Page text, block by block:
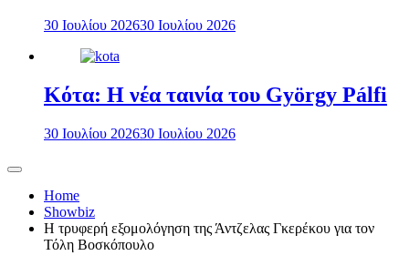
30 Ιουλίου 202630 Ιουλίου 2026
Κότα: Η νέα ταινία του György Pálfi
30 Ιουλίου 202630 Ιουλίου 2026
Home
Showbiz
Η τρυφερή εξομολόγηση της Άντζελας Γκερέκου για τον
Τόλη Βοσκόπουλο